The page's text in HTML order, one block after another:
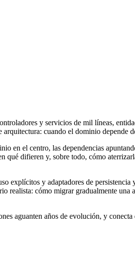
y servicios de mil líneas,
cuando el dominio depende
en el centro, las dependencias
qué difieren y, sobre todo, cómo
explícitos y adaptadores de
cómo migrar gradualmente
aguanten años de evolución, y